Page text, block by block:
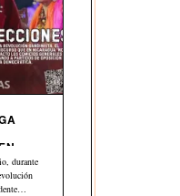
durante